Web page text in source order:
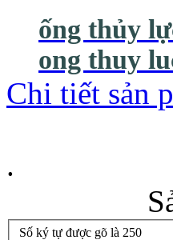
ống thủy
ong thuy
Chi tiết sản
.
Số ký tự được gõ là 250